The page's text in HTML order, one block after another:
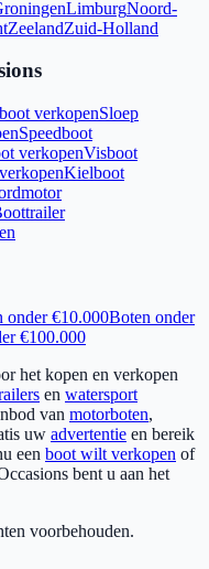
LimburgNoord-
ZeelandZuid-Holland
verkopenSloep
Speedboot
verkopenVisboot
Kielboot
onder €10.000Boten onder
€100.000
het kopen en verkopen
en watersport
van motorboten,
uw advertentie en bereik
een boot wilt verkopen of
bent u aan het
voorbehouden.